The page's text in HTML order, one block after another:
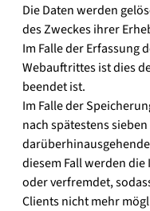
Die Daten werden
des Zweckes ihrer
Im Falle der Erfassung
Webauftrittes ist dies
beendet ist.
Im Falle der
nach spätestens
diesem Fall werden die
oder verfremdet,
Clients nicht mehr